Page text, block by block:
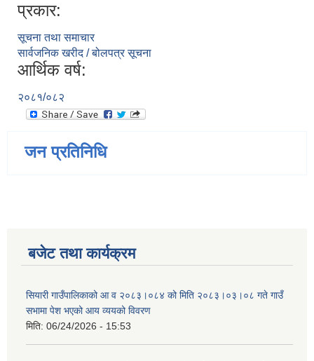
प्रकार:
सूचना तथा समाचार
सार्वजनिक खरीद / बोलपत्र सूचना
आर्थिक वर्ष:
२०८१/०८२
जन प्रतिनिधि
बजेट तथा कार्यक्रम
सियारी गाउँपालिकाको आ व २०८३।०८४ को मिति २०८३।०३।०८ गते गाउँ
सभामा पेश भएको आय व्ययको विवरण
मिति: 06/24/2026 - 15:53